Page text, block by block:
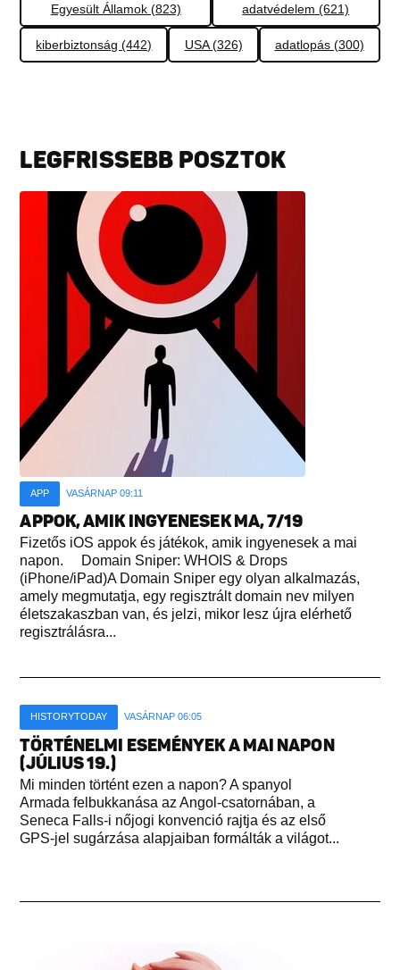
Egyesült Államok (823) adatvédelem (621)
kiberbiztonság (442) USA (326) adatlopás (300)
LEGFRISSEBB POSZTOK
APP VASÁRNAP 09:11
APPOK, AMIK INGYENESEK MA, 7/19
Fizetős iOS appok és játékok, amik ingyenesek a mai
napon. Domain Sniper: WHOIS & Drops
(iPhone/iPad)A Domain Sniper egy olyan alkalmazás,
amely megmutatja, egy regisztrált domain nev milyen
életszakaszban van, és jelzi, mikor lesz újra elérhető
regisztrálásra...
HISTORYTODAY VASÁRNAP 06:05
TÖRTÉNELMI ESEMÉNYEK A MAI NAPON
(JÚLIUS 19.)
Mi minden történt ezen a napon? A spanyol
Armada felbukkanása az Angol-csatornában, a
Seneca Falls-i nőjogi konvenció rajtja és az első
GPS-jel sugárzása alapjaiban formálták a világot...